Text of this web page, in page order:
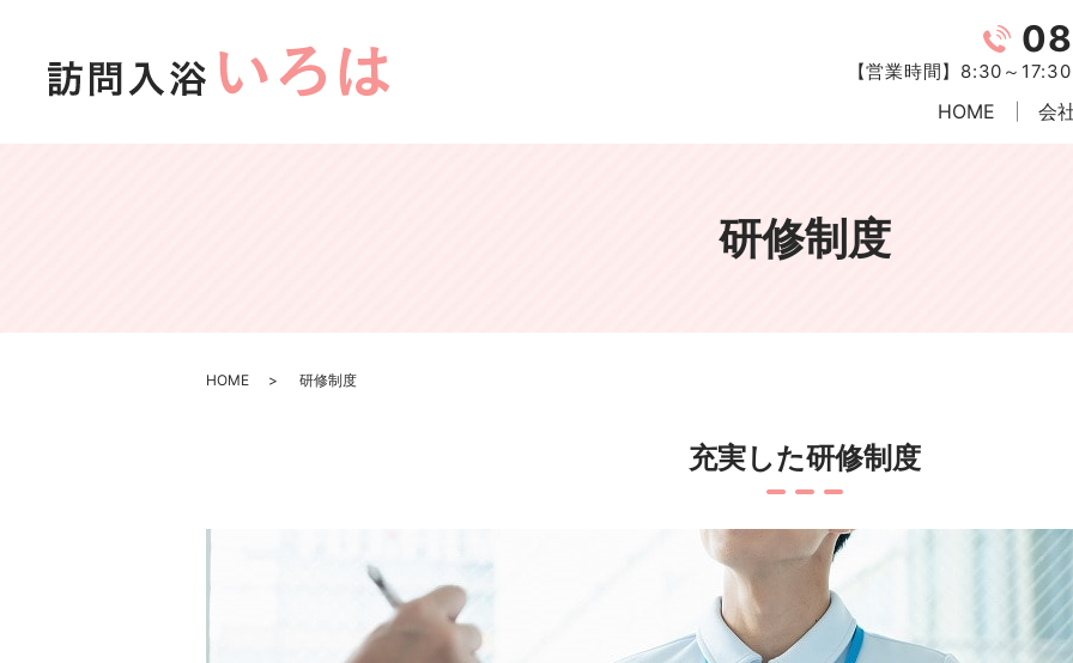
HOME 会
【営業時間】8:30～
研修制度
HOME 研修制度
充実した研修制度